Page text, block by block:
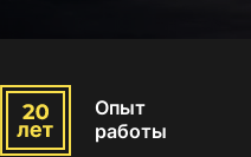
Опыт
работы